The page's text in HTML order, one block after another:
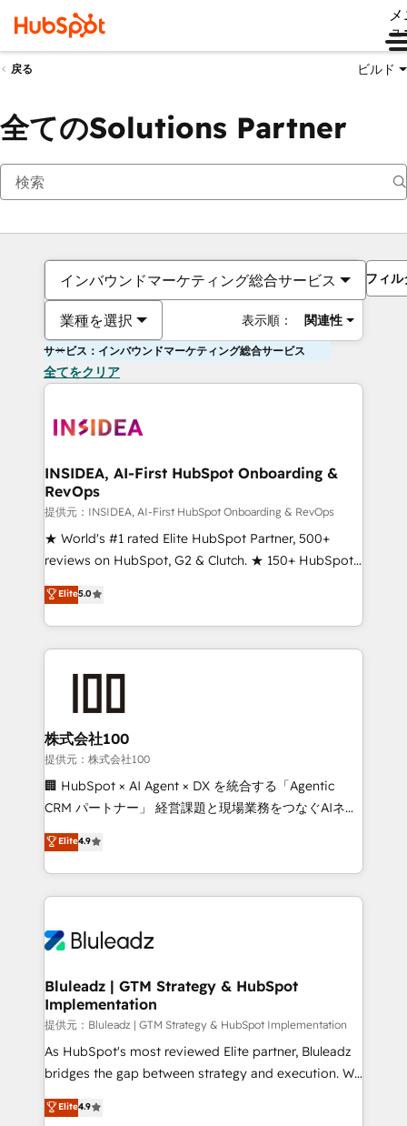
ュ
戻る ビルド
全てのSolutions Partner
インバウンドマーケティング総合サービス
業種を選択 表示順： 関連性
フィル
サービス：インバウンドマーケティング総合サービス
全てをクリア
INSIDEA, AI-First HubSpot Onboarding &
RevOps
提供元：INSIDEA, AI-First HubSpot Onboarding & RevOps
★ World's #1 rated Elite HubSpot Partner, 500+
reviews on HubSpot, G2 & Clutch. ★ 150+ HubSpot
Certified Experts & Trainers across the team ★
1,500+ implementations across five continents ★ AI-
First, RevOps-led, Onboarding obsessed ★
Company of the Year 2024/25 INSIDEA helps
and build AI-powered workflows that drive adoption
from week one, in your time zone. What we do ➤
Onboarding: Live in weeks, with workflows built
around your business, not a template. ➤ Migration:
Move from any legacy CRM. Zero downtime, full data
run your revenue process. Sales, marketing, and
service wired together. ➤ AI and Integrations: Layer
tune-ups, feature rollouts, adoption coaching. Buying
HubSpot, switching to it, or reviving a stale portal?
Elite5.0
株式会社100
提供元：株式会社100
🏢 HubSpot × AI Agent × DX を統合する「Agentic
CRM パートナー」 経営課題と現場業務をつなぐAIネイ
ティブ・エージェンシーとして、HubSpot Eliteの実装
力で顧客フロント業務を再設計します。 💡 100inc は何
をする会社か？ HubSpotを共通基盤に、AIエージェン
トを組み込んだ顧客フロント業務（マーケティング・営
ィブ・エージェンシーです。事業部・グループ会社・部
を、CRMを軸とした全社共通基盤に再構築します。意
思決定者・PMO・現場担当者に並走します。 1️⃣
HubSpot導入・活用支援 顧客データの一元化から、
GTMの見える化・自動化まで。全Hub統合運用、デー
タ品質設計、グループ横断のCRM統合に対応します。
の一部をAIが自律実行する組織への移行を設計・実装。
Elite4.9
Bluleadz | GTM Strategy & HubSpot
Implementation
提供元：Bluleadz | GTM Strategy & HubSpot Implementation
As HubSpot's most reviewed Elite partner, Bluleadz
bridges the gap between strategy and execution. We
don't just "set up tools" — we install the GTM
Operating System (GTM OS) to align your leadership
Elite4.9